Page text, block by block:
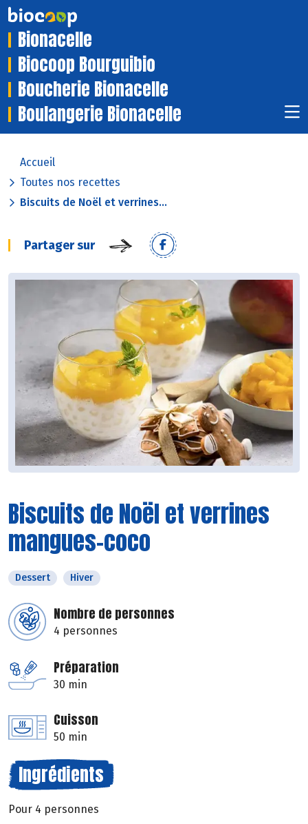
Bionacelle
Biocoop Bourguibio
Boucherie Bionacelle
Boulangerie Bionacelle
Accueil
Toutes nos recettes
Biscuits de Noël et verrines...
Partager sur
Biscuits de Noël et verrines
mangues-coco
Dessert Hiver
Nombre de personnes
4 personnes
Préparation
30 min
Cuisson
50 min
Ingrédients
Pour 4 personnes